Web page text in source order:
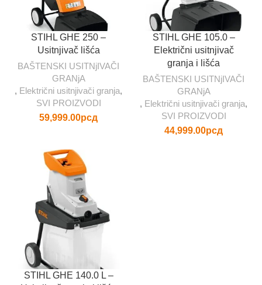
STIHL GHE 250 –
Usitnjivač lišća
BAŠTENSKI USITNjIVAČI
GRANjA
, Električni usitnjivači granja,
SVI PROIZVODI
59,999.00рсд
STIHL GHE 105.0 –
Električni usitnjivač
granja i lišća
BAŠTENSKI USITNjIVAČI
GRANjA
, Električni usitnjivači granja,
SVI PROIZVODI
44,999.00рсд
STIHL GHE 140.0 L –